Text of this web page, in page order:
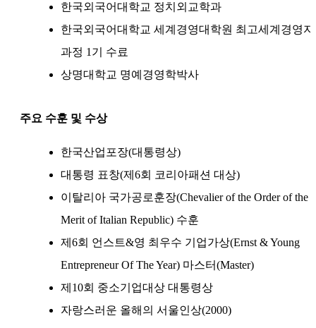
한국외국어대학교 정치외교학과
한국외국어대학교 세계경영대학원 최고세계경영자
과정 1기 수료
상명대학교 명예경영학박사
주요 수훈 및 수상
한국산업포장(대통령상)
대통령 표창(제6회 코리아패션 대상)
이탈리아 국가공로훈장(Chevalier of the Order of the
Merit of Italian Republic) 수훈
제6회 언스트&영 최우수 기업가상(Ernst & Young
Entrepreneur Of The Year) 마스터(Master)
제10회 중소기업대상 대통령상
자랑스러운 올해의 서울인상(2000)